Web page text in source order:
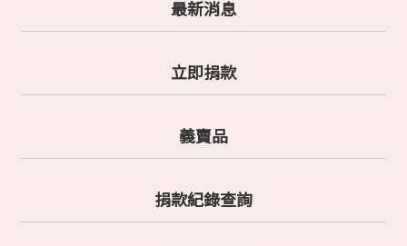
最新消息
立即捐款
義賣品
捐款紀錄查詢